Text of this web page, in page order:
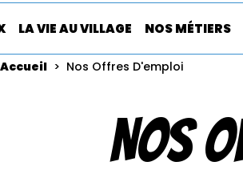
LA VIE AU VILLAGE NOS MÉTIERS
Accueil Nos Offres D'emploi
NOS